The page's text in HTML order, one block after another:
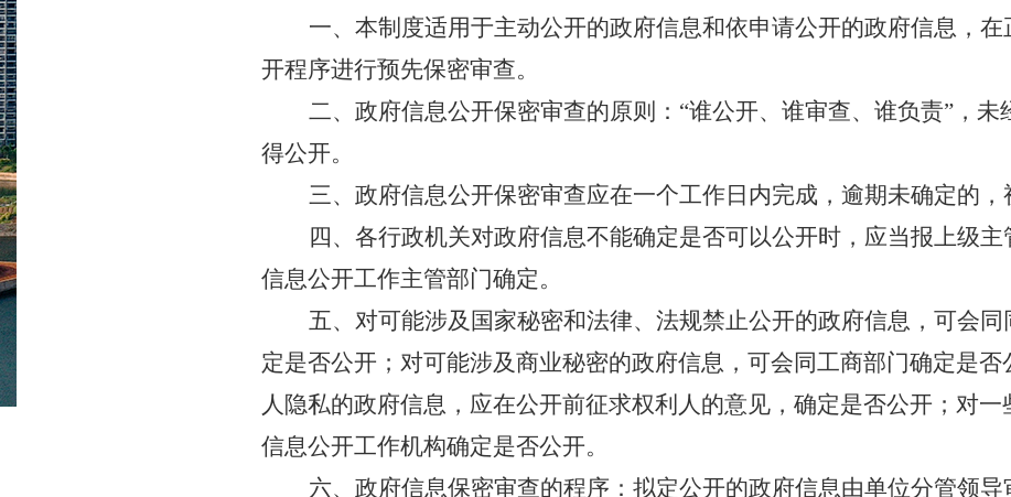
一、本制度适用于主动公开的政府信息和依申请公开的政府信息，
开程序进行预先保密审查。
二、政府信息公开保密审查的原则：“谁公开、谁审查、谁负责”，未
得公开。
三、政府信息公开保密审查应在一个工作日内完成，逾期未确定的，
四、各行政机关对政府信息不能确定是否可以公开时，应当报上级
信息公开工作主管部门确定。
五、对可能涉及国家秘密和法律、法规禁止公开的政府信息，可会
定是否公开；对可能涉及商业秘密的政府信息，可会同工商部门确定是否
人隐私的政府信息，应在公开前征求权利人的意见，确定是否公开；对
信息公开工作机构确定是否公开。
六、政府信息保密审查的程序：拟定公开的政府信息由单位分管领